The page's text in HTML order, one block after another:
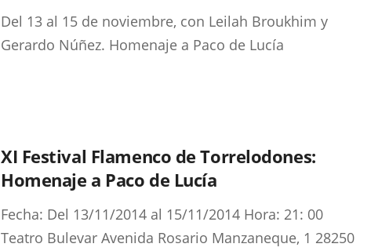
Del 13 al 15 de noviembre, con Leilah Broukhim y
Gerardo Núñez. Homenaje a Paco de Lucía
XI Festival Flamenco de Torrelodones:
Homenaje a Paco de Lucía
Fecha: Del 13/11/2014 al 15/11/2014 Hora: 21: 00
Teatro Bulevar Avenida Rosario Manzaneque, 1 28250